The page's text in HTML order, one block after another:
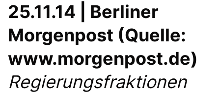
VITA
WAHLKREISBESUCHE
PRESSEFOTOS
MEIN BÜRGERBÜRO
25.11.14 | Berliner
Morgenpost (Quelle:
www.morgenpost.de)
Regierungsfraktionen